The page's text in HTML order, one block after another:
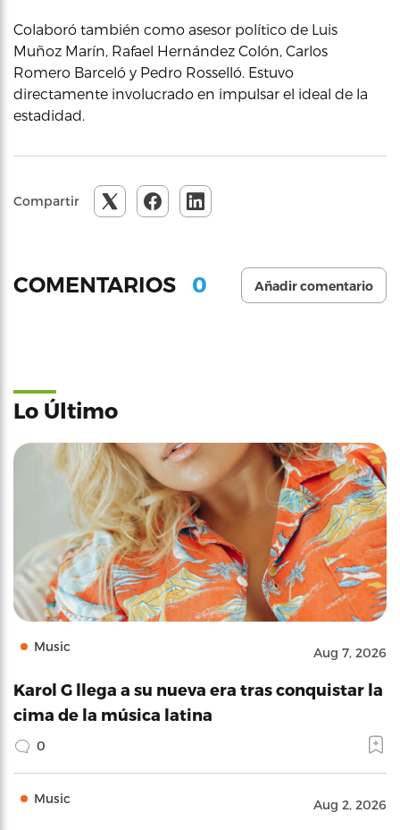
Colaboró también como asesor político de Luis
Muñoz Marín, Rafael Hernández Colón, Carlos
Romero Barceló y Pedro Rosselló. Estuvo
directamente involucrado en impulsar el ideal de la
estadidad.
Compartir
COMENTARIOS 0 Añadir comentario
Lo Último
Music Aug 7, 2026
Karol G llega a su nueva era tras conquistar la
cima de la música latina
0
Music Aug 2, 2026